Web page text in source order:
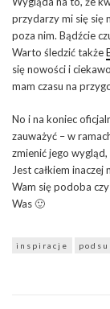
przydarzy mi się się
poza nim. Bądźcie
Warto śledzić także
się nowości i
mam czasu na
No i na koniec
zauważyć – w
zmienić jego
Jest całkiem
Wam się podoba
Was 🙂
inspiracje